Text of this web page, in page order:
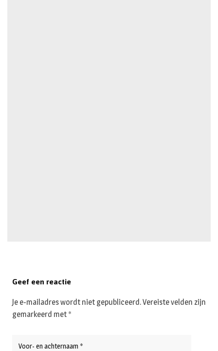
Geef een reactie
Je e-mailadres wordt niet gepubliceerd.Vereiste velden zijn
gemarkeerd met *